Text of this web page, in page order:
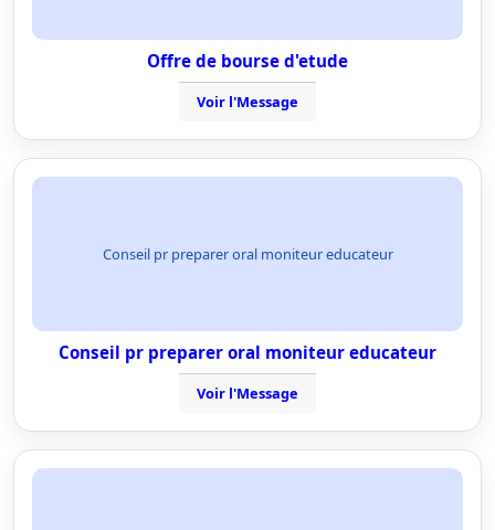
Offre de bourse d'etude
Voir l'Message
Conseil pr preparer oral moniteur educateur
Conseil pr preparer oral moniteur educateur
Voir l'Message